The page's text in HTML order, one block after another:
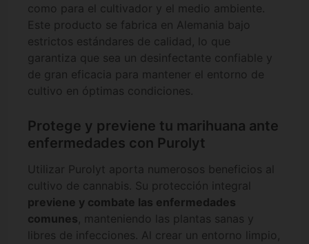
como para el cultivador y el medio ambiente.
Este producto se fabrica en Alemania bajo
estrictos estándares de calidad, lo que
garantiza que sea un desinfectante confiable y
de gran eficacia para mantener el entorno de
cultivo en óptimas condiciones.
Protege y previene tu marihuana ante
enfermedades con Purolyt
Utilizar Purolyt aporta numerosos beneficios al
cultivo de cannabis. Su protección integral
previene y combate las enfermedades
comunes, manteniendo las plantas sanas y
libres de infecciones. Al crear un entorno limpio,